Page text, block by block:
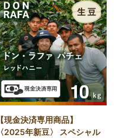
【現金決済専用商品】
〈2025年新豆〉 スペシャル